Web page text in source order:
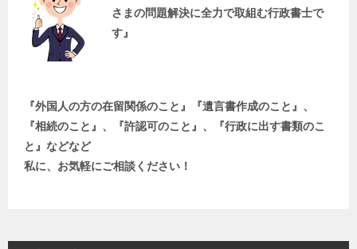
さまの問題解決に全力で取組む行政書士で
す』
『外国人の方の在留関係のこと』『遺言書作成のこと』、
『相続のこと』、『許認可のこと』、『行政に出す書類のこ
と』などなど
私に、お気軽にご相談ください！